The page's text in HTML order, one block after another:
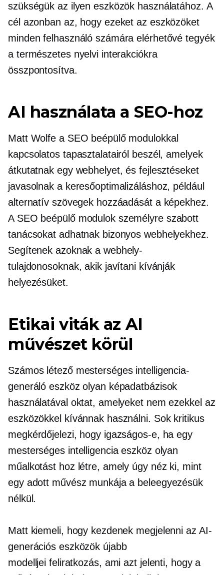
szükségük az ilyen eszközök használatához. A
cél azonban az, hogy ezeket az eszközöket
minden felhasználó számára elérhetővé tegyék
a természetes nyelvi interakciókra
összpontosítva.
AI használata a SEO-hoz
Matt Wolfe a SEO beépülő modulokkal
kapcsolatos tapasztalatairól beszél, amelyek
átkutatnak egy webhelyet, és fejlesztéseket
javasolnak a keresőoptimalizáláshoz, például
alternatív szövegek hozzáadását a képekhez.
A SEO beépülő modulok személyre szabott
tanácsokat adhatnak bizonyos webhelyekhez.
Segítenek azoknak a webhely-
tulajdonosoknak, akik javítani kívánják
helyezésüket.
Etikai viták az AI
művészet körül
Számos létező mesterséges intelligencia-
generáló eszköz olyan képadatbázisok
használatával oktat, amelyeket nem ezekkel az
eszközökkel kívánnak használni. Sok kritikus
megkérdőjelezi, hogy igazságos-e, ha egy
mesterséges intelligencia eszköz olyan
műalkotást hoz létre, amely úgy néz ki, mint
egy adott művész munkája a beleegyezésük
nélkül.
Matt kiemeli, hogy kezdenek megjelenni az AI-
generációs eszközök újabb
modelljeifeliratkozás, ami azt jelenti, hogy a